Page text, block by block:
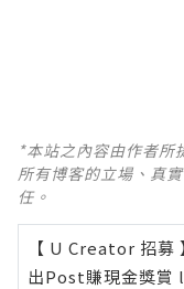
*本站之內容由作者所
所有博客的立場、真
任。
【 U Creator 招募
出Post賺現金獎賞 l